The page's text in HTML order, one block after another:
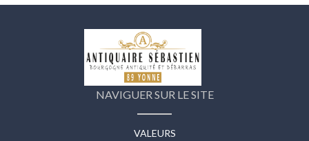
NAVIGUER SUR LE SITE
VALEURS